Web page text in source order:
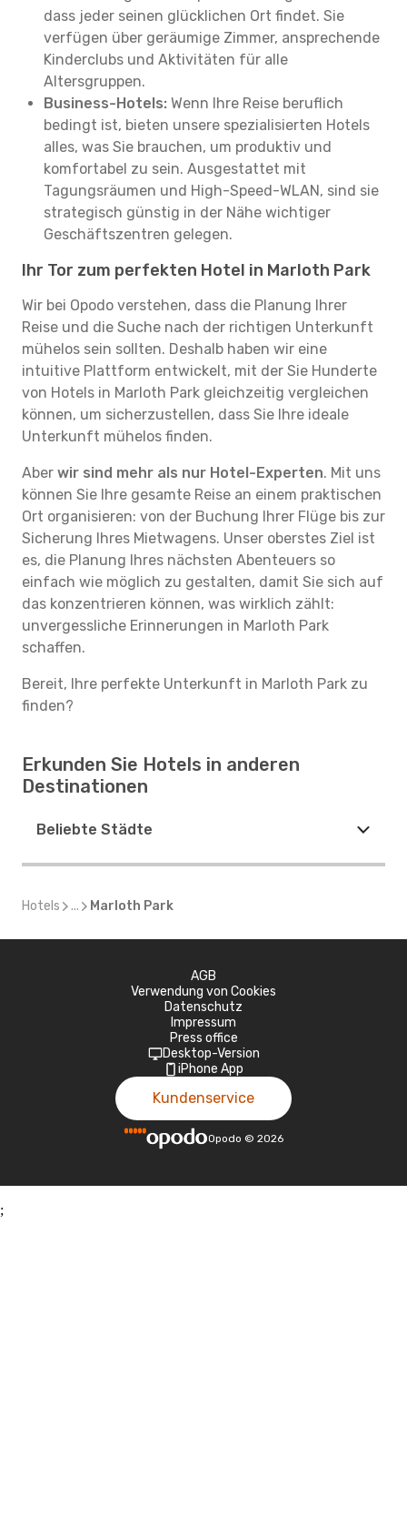
dass jeder seinen glücklichen Ort findet. Sie
verfügen über geräumige Zimmer, ansprechende
Kinderclubs und Aktivitäten für alle
Altersgruppen.
Business-Hotels: Wenn Ihre Reise beruflich
bedingt ist, bieten unsere spezialisierten Hotels
alles, was Sie brauchen, um produktiv und
komfortabel zu sein. Ausgestattet mit
Tagungsräumen und High-Speed-WLAN, sind sie
strategisch günstig in der Nähe wichtiger
Geschäftszentren gelegen.
Ihr Tor zum perfekten Hotel in Marloth Park
Wir bei Opodo verstehen, dass die Planung Ihrer
Reise und die Suche nach der richtigen Unterkunft
mühelos sein sollten. Deshalb haben wir eine
intuitive Plattform entwickelt, mit der Sie Hunderte
von Hotels in Marloth Park gleichzeitig vergleichen
können, um sicherzustellen, dass Sie Ihre ideale
Unterkunft mühelos finden.
Aber wir sind mehr als nur Hotel-Experten. Mit uns
können Sie Ihre gesamte Reise an einem praktischen
Ort organisieren: von der Buchung Ihrer Flüge bis zur
Sicherung Ihres Mietwagens. Unser oberstes Ziel ist
es, die Planung Ihres nächsten Abenteuers so
einfach wie möglich zu gestalten, damit Sie sich auf
das konzentrieren können, was wirklich zählt:
unvergessliche Erinnerungen in Marloth Park
schaffen.
Bereit, Ihre perfekte Unterkunft in Marloth Park zu
finden?
Erkunden Sie Hotels in anderen
Destinationen
Beliebte Städte
Hotels ... Marloth Park
AGB
Verwendung von Cookies
Datenschutz
Impressum
Press office
Desktop-Version
iPhone App
Kundenservice
Opodo © 2026
;